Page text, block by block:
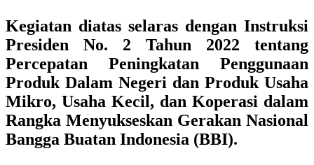
Kegiatan diatas selaras dengan Instruksi
Presiden No. 2 Tahun 2022 tentang
Percepatan Peningkatan Penggunaan
Produk Dalam Negeri dan Produk Usaha
Mikro, Usaha Kecil, dan Koperasi dalam
Rangka Menyukseskan Gerakan Nasional
Bangga Buatan Indonesia (BBI).